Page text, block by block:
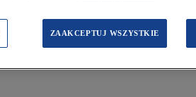
ZAAKCEPTUJ WSZYSTKIE